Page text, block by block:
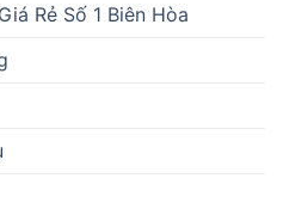
Rẻ Số 1 Biên Hòa